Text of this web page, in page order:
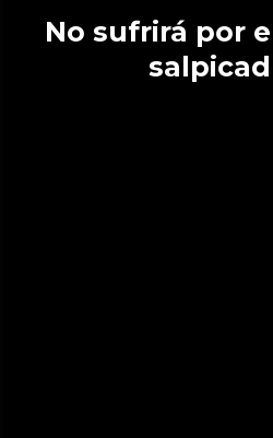
No sufrirá por el polvo o las